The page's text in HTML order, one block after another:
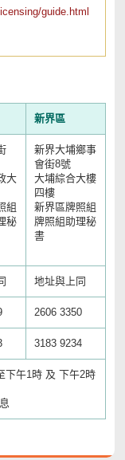
guide.html
新界區
大
組
秘
新界大埔鄉事
會街8號
大埔綜合大樓
四樓
新界區牌照組
牌照組助理秘
書
地址與上同
2606 3350
3183 9234
下午1時 及 下午2時